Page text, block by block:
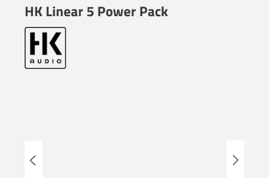
HK Linear 5 Power Pack